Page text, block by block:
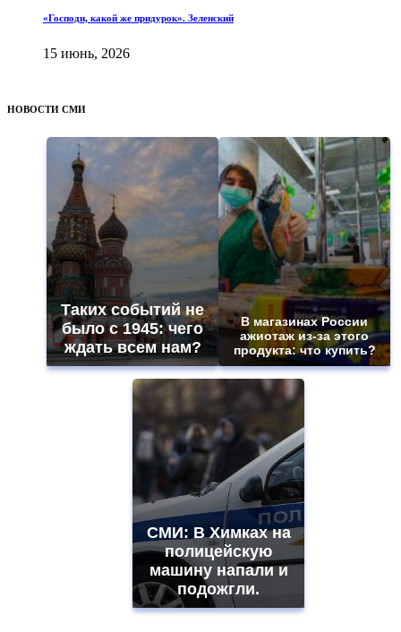
«Господи, какой же придурок». Зеленский
15 июнь, 2026
НОВОСТИ СМИ
Таких событий не
было с 1945: чего
ждать всем нам?
В магазинах России
ажиотаж из-за этого
продукта: что купить?
СМИ: В Химках на
полицейскую
машину напали и
подожгли.